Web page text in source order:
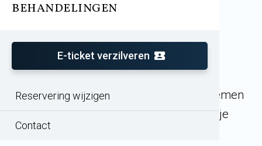
BEHANDELINGEN
E-ticket verzilveren
Reservering wijzigen
Contact
Ervaar bijzondere
wellnessrituelen
Tijdens je dagje wellness kun je deelnemen
aan bijzondere groepsrituelen. Laat je
meenemen in geuren, geluiden en